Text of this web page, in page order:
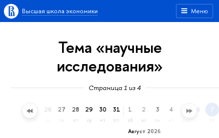
Меню
Высшая школа экономики
Тема «научные
исследования»
Страница 1 из 4
25 26 27 28
вт
29
ср
30
чт
31
пт
Август 2026
1
сб
2
вс
3 4 5 6 7
пт